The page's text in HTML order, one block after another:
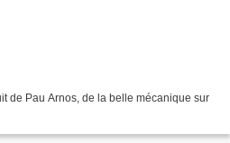
de Pau Arnos, de la belle mécanique sur